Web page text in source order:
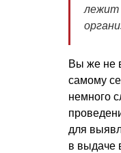
лежит
Вы же не
самому
немного
для
в выдаче